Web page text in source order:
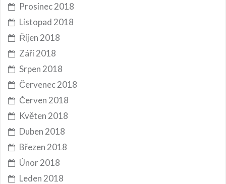
Prosinec 2018
Listopad 2018
Říjen 2018
Září 2018
Srpen 2018
Červenec 2018
Červen 2018
Květen 2018
Duben 2018
Březen 2018
Únor 2018
Leden 2018